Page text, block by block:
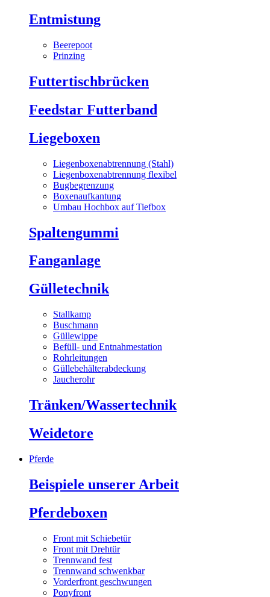
Entmistung
Beerepoot
Prinzing
Futtertischbrücken
Feedstar Futterband
Liegeboxen
Liegenboxenabtrennung (Stahl)
Liegenboxenabtrennung flexibel
Bugbegrenzung
Boxenaufkantung
Umbau Hochbox auf Tiefbox
Spaltengummi
Fanganlage
Gülletechnik
Stallkamp
Buschmann
Güllewippe
Befüll- und Entnahmestation
Rohrleitungen
Güllebehälterabdeckung
Jaucherohr
Tränken/Wassertechnik
Weidetore
Pferde
Beispiele unserer Arbeit
Pferdeboxen
Front mit Schiebetür
Front mit Drehtür
Trennwand fest
Trennwand schwenkbar
Vorderfront geschwungen
Ponyfront